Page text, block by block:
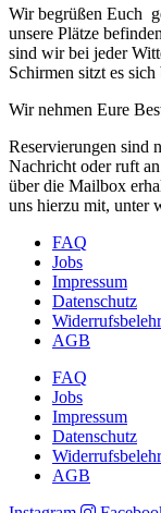
Wir begrüßen Euch
unsere Plätze
sind wir bei jeder
Schirmen sitzt es
Wir nehmen Eure
Reservierungen sind
Nachricht oder ruft
über die Mailbox
uns hierzu mit, unter
FAQ
Jobs
Impressum
Datenschutz
AGB
FAQ
Jobs
Impressum
Datenschutz
AGB